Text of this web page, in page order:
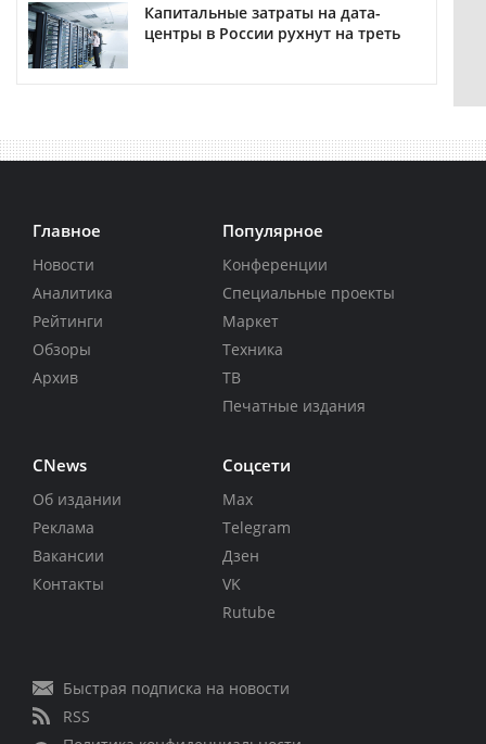
Капитальные затраты на дата-
центры в России рухнут на треть
Главное
Новости
Аналитика
Рейтинги
Обзоры
Архив
Популярное
Конференции
Специальные проекты
Маркет
Техника
ТВ
Печатные издания
CNews
Об издании
Реклама
Вакансии
Контакты
Соцсети
Max
Telegram
Дзен
VK
Rutube
Быстрая подписка на новости
RSS